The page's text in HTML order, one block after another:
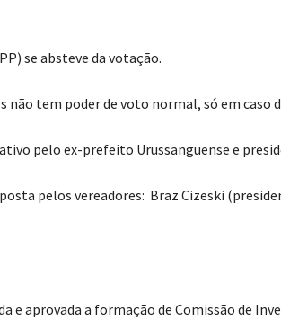
se absteve da votação.
não tem poder de voto normal, só em caso
pelo ex-prefeito Urussanguense e
pelos vereadores: Braz Cizeski
e aprovada a formação de Comissão de